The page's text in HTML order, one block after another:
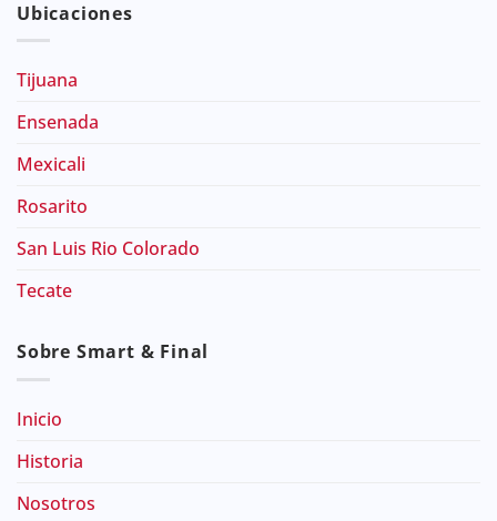
Ubicaciones
Tijuana
Ensenada
Mexicali
Rosarito
San Luis Rio Colorado
Tecate
Sobre Smart & Final
Inicio
Historia
Nosotros